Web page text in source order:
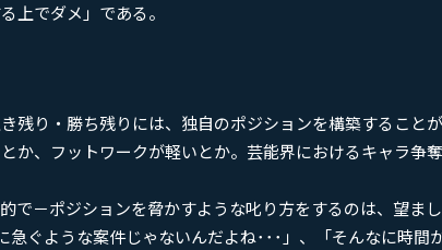
上でダメ」である。
り・勝ち残りには、独自のポジションを構築することが
か、フットワークが軽いとか。芸能界におけるキャラ争
－ポジションを脅かすような叱り方をするのは、望ま
ぐような案件じゃないんだよね･･･」、「そんなに時間